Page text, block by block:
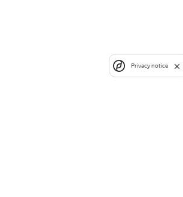
Privacy notice